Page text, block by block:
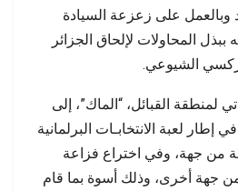
وبالعمل على زعزعة السيادة
المحاولات لإلحاق الجزائر
الشيوعي.
لمنطقة القبائل، “الماك”، إلى
لعبة الانتخابـات البرلمانية
من جهة، وفي اختراع فزاعة
من جهة أخرى، وذلك أسوة بما قام